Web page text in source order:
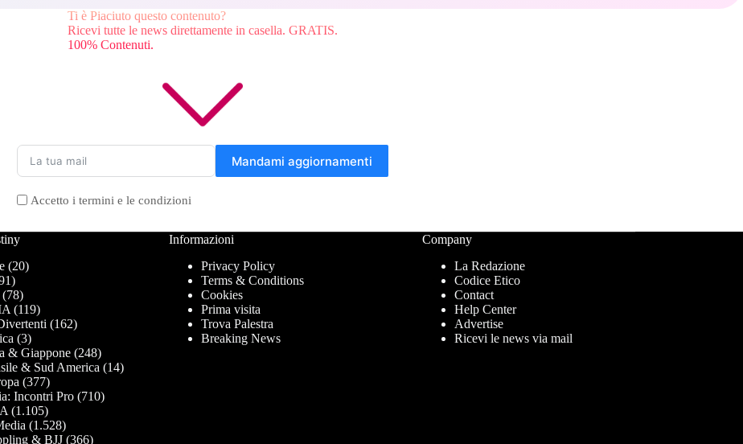
Ti è Piaciuto questo contenuto?
Ricevi tutte le news direttamente in casella. GRATIS.
100% Contenuti.
Mandami aggiornamenti
Accetto i termini e le condizioni
(20)
(119)
(162)
(3)
& Giappone(248)
& Sud America (14)
(377)
Incontri Pro(710)
(1.105)
(1.528)
& BJJ(366)
Informazioni
Privacy Policy
Terms & Conditions
Cookies
Prima visita
Trova Palestra
Breaking News
Company
La Redazione
Codice Etico
Contact
Help Center
Advertise
Ricevi le news via mail